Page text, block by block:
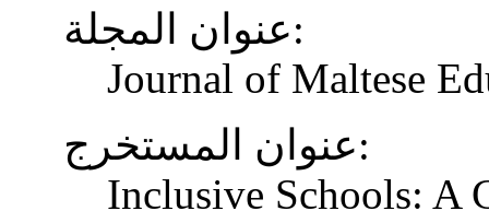
عنوان المجلة:
Journal of Maltese
عنوان المستخرج:
Inclusive Schools: A